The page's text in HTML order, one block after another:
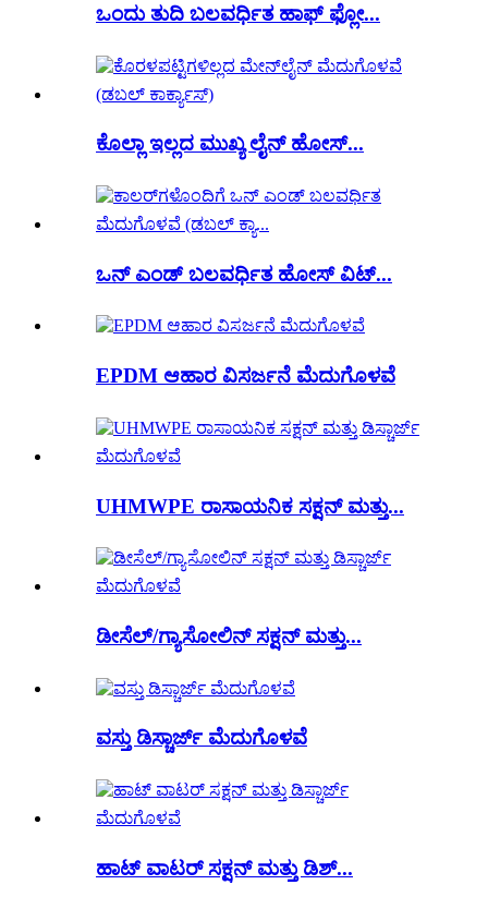
ಒಂದು ತುದಿ ಬಲವರ್ಧಿತ ಹಾಫ್ ಫ್ಲೋ...
ಕೊಲ್ಲಾ ಇಲ್ಲದ ಮುಖ್ಯ ಲೈನ್ ಹೋಸ್...
ಒನ್ ಎಂಡ್ ಬಲವರ್ಧಿತ ಹೋಸ್ ವಿಟ್...
EPDM ಆಹಾರ ವಿಸರ್ಜನೆ ಮೆದುಗೊಳವೆ
UHMWPE ರಾಸಾಯನಿಕ ಸಕ್ಷನ್ ಮತ್ತು...
ಡೀಸೆಲ್/ಗ್ಯಾಸೋಲಿನ್ ಸಕ್ಷನ್ ಮತ್ತು...
ವಸ್ತು ಡಿಸ್ಚಾರ್ಜ್ ಮೆದುಗೊಳವೆ
ಹಾಟ್ ವಾಟರ್ ಸಕ್ಷನ್ ಮತ್ತು ಡಿಶ್...